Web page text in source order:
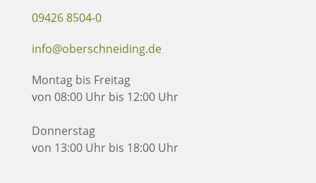
09426 8504-0
info@oberschneiding.de
Montag bis Freitag
von 08:00 Uhr bis 12:00 Uhr
Donnerstag
von 13:00 Uhr bis 18:00 Uhr